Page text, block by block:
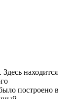
находится
построено в